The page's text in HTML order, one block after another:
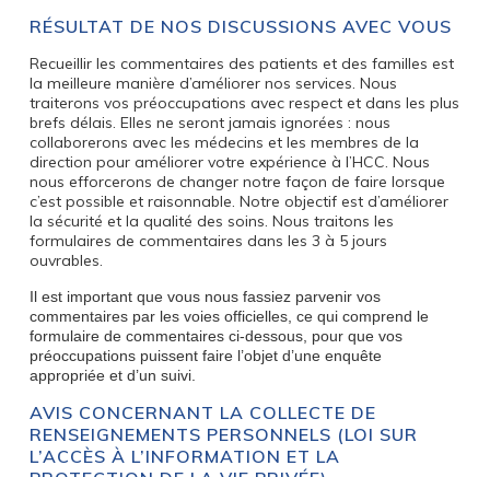
RÉSULTAT DE NOS DISCUSSIONS AVEC VOUS
Recueillir les commentaires des patients et des familles est
la meilleure manière d’améliorer nos services. Nous
traiterons vos préoccupations avec respect et dans les plus
brefs délais. Elles ne seront jamais ignorées : nous
collaborerons avec les médecins et les membres de la
direction pour améliorer votre expérience à l’HCC. Nous
nous efforcerons de changer notre façon de faire lorsque
c’est possible et raisonnable. Notre objectif est d’améliorer
la sécurité et la qualité des soins. Nous traitons les
formulaires de commentaires dans les 3 à 5 jours
ouvrables.
Il est important que vous nous fassiez parvenir vos
commentaires par les voies officielles, ce qui comprend le
formulaire de commentaires ci-dessous, pour que vos
préoccupations puissent faire l’objet d’une enquête
appropriée et d’un suivi.
AVIS CONCERNANT LA COLLECTE DE
RENSEIGNEMENTS PERSONNELS (LOI SUR
L’ACCÈS À L’INFORMATION ET LA